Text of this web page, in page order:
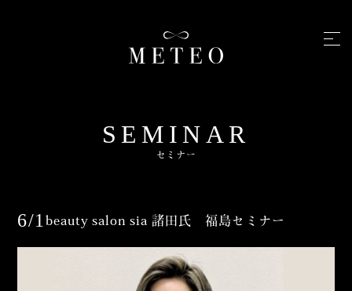
SEMINAR
セミナー
6/1 beauty salon sia 諸田氏 福島セミナー